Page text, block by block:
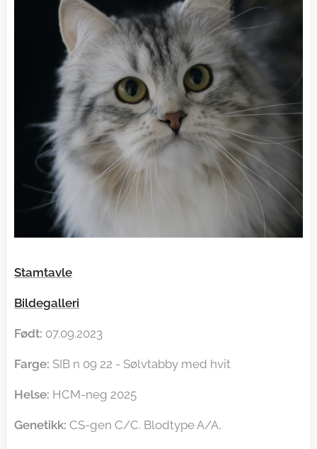
Stamtavle
Bildegalleri
Født: 07.09.2023
Farge: SIB n 09 22 - Sølvtabby med hvit
Helse: HCM-neg 2025
Genetikk: CS-gen C/C. Blodtype A/A,